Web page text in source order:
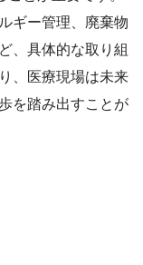
ギー管理、廃棄物
、具体的な取り組
、医療現場は未来
を踏み出すことが